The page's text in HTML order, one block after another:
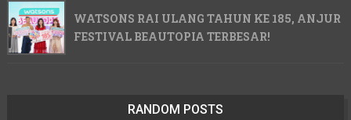
WATSONS RAI ULANG TAHUN KE 185, ANJUR
FESTIVAL BEAUTOPIA TERBESAR!
RANDOM POSTS